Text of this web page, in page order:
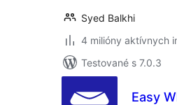
Syed Balkhi
4 milióny aktívnych
Testované s 7.0.3
Easy